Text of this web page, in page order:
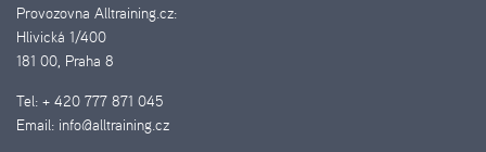
Provozovna Alltraining.cz:
Hlivická 1/400
181 00, Praha 8
Tel: + 420 777 871 045
Email: info@alltraining.cz